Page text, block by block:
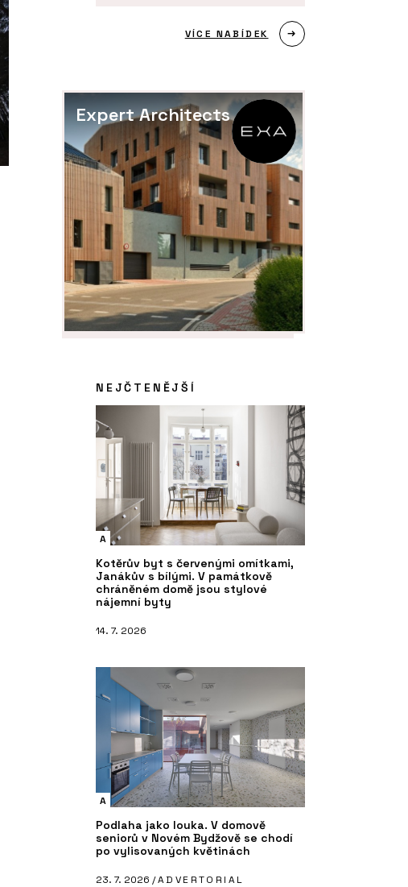
VÍCE NABÍDEK
Expert Architects
NEJČTENĚJŠÍ
A
Kotěrův byt s červenými omítkami,
Janákův s bílými. V památkově
chráněném domě jsou stylové
nájemní byty
14. 7. 2026
A
Podlaha jako louka. V domově
seniorů v Novém Bydžově se chodí
po vylisovaných květinách
23. 7. 2026 /ADVERTORIAL